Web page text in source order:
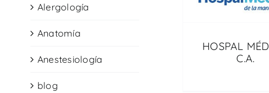
HOSPAL
C.A.
Alergología
Anatomía
Anestesiología
blog